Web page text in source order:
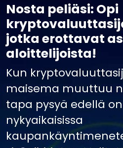
Nosta peliäsi: Opi
jotka erottavat
aloittelijoista!
Kun
maisema muuttuu
tapa pysyä edellä
nykyaikaisissa